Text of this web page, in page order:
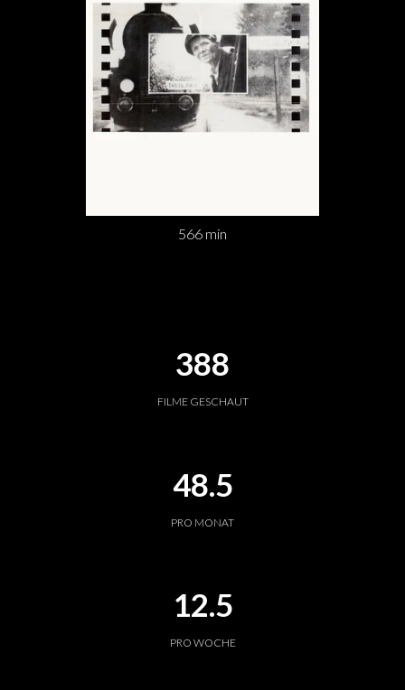
566 min
388
FILME GESCHAUT
48.5
PRO MONAT
12.5
PRO WOCHE